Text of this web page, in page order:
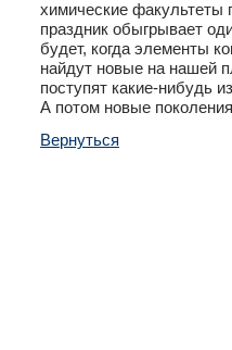
химические факультеты
праздник обыгрывает
будет, когда элементы
найдут новые на нашей
поступят какие-нибудь
А потом новые
Вернуться